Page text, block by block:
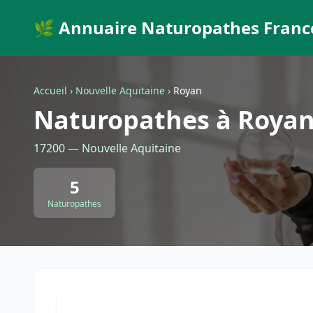
🌿 Annuaire Naturopathes
Accueil › Nouvelle Aquitaine › Royan
Naturopathes à
17200 — Nouvelle Aquitaine
5
Naturopathes